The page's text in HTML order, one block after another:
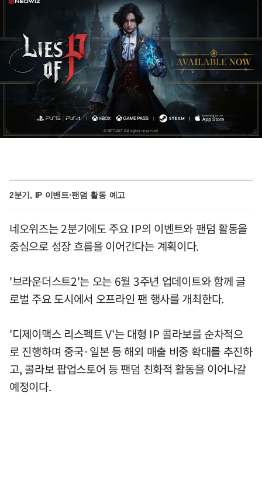
2분기, IP 이벤트·팬덤 활동 예고
네오위즈는 2분기에도 주요 IP의 이벤트와 팬덤 활동을
중심으로 성장 흐름을 이어간다는 계획이다.
'브라운더스트2'는 오는 6월 3주년 업데이트와 함께 글
로벌 주요 도시에서 오프라인 팬 행사를 개최한다.
'디제이맥스 리스펙트 V'는 대형 IP 콜라보를 순차적으
로 진행하며 중국·일본 등 해외 매출 비중 확대를 추진하
고, 콜라보 팝업스토어 등 팬덤 친화적 활동을 이어나갈
예정이다.